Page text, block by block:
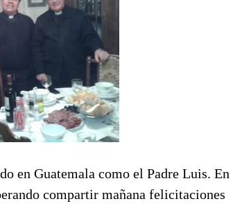
en Guatemala como el Padre Luis. En
compartir mañana felicitaciones